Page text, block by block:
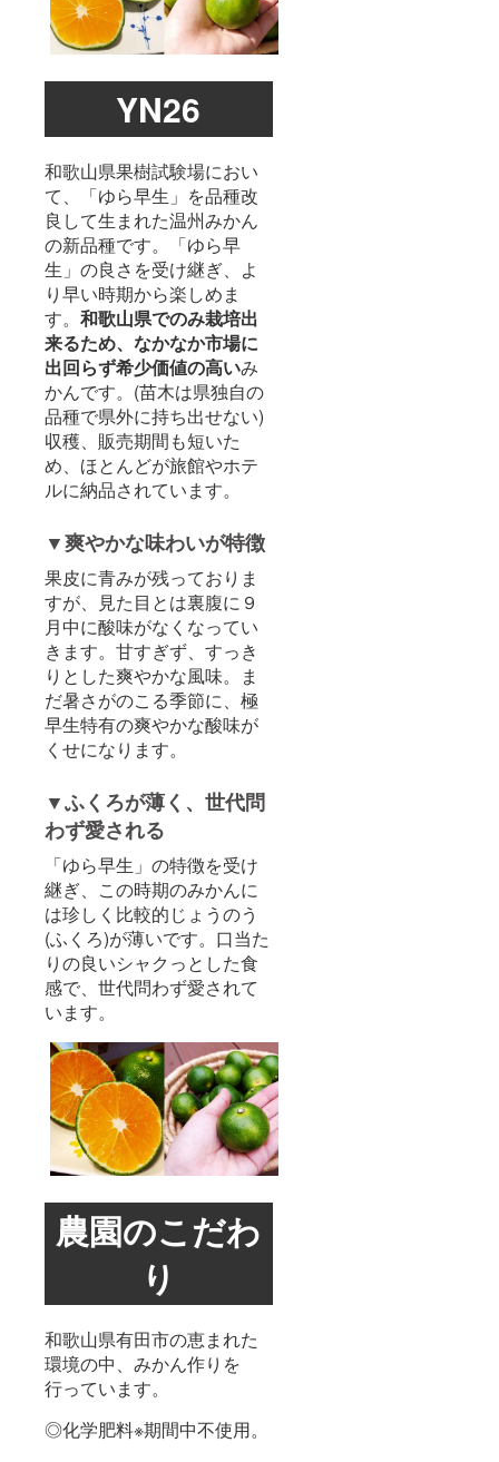
YN26
和歌山県果樹試験場におい
て、「ゆら早生」を品種改
良して生まれた温州みかん
の新品種です。「ゆら早
生」の良さを受け継ぎ、よ
り早い時期から楽しめま
す。 和歌山県でのみ栽培出
来るため、なかなか市場に
出回らず希少価値の高いみ
かんです。(苗木は県独自の
品種で県外に持ち出せない)
収穫、販売期間も短いた
め、ほとんどが旅館やホテ
ルに納品されています。
▼爽やかな味わいが特徴
果皮に青みが残っておりま
すが、見た目とは裏腹に９
月中に酸味がなくなってい
きます。甘すぎず、すっき
りとした爽やかな風味。ま
だ暑さがのこる季節に、極
早生特有の爽やかな酸味が
くせになります。
▼ふくろが薄く、世代問
わず愛される
「ゆら早生」の特徴を受け
継ぎ、この時期のみかんに
は珍しく比較的じょうのう
(ふくろ)が薄いです。口当た
りの良いシャクっとした食
感で、世代問わず愛されて
います。
農園のこだわ
り
和歌山県有田市の恵まれた
環境の中、みかん作りを
行っています。
◎化学肥料※期間中不使用。